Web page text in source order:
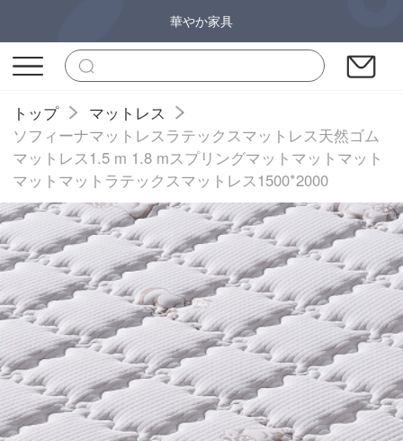
華やか家具
トップ
マットレス
ソフィーナマットレスラテックスマットレス天然ゴム
マットレス1.5 m 1.8 mスプリングマットマットマット
マットマットラテックスマットレス1500*2000